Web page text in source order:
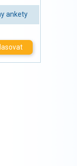
ankety